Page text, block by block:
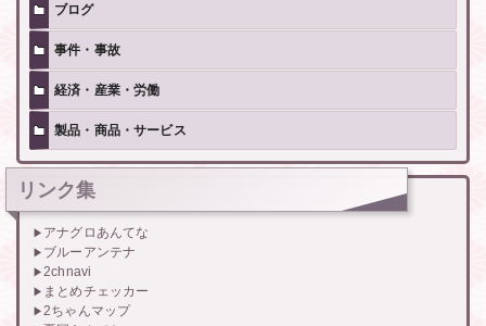
ブログ
事件・事故
経済・産業・労働
製品・商品・サービス
リンク集
アナグロあんてな
ブルーアンテナ
2chnavi
まとめチェッカー
2ちゃんマップ